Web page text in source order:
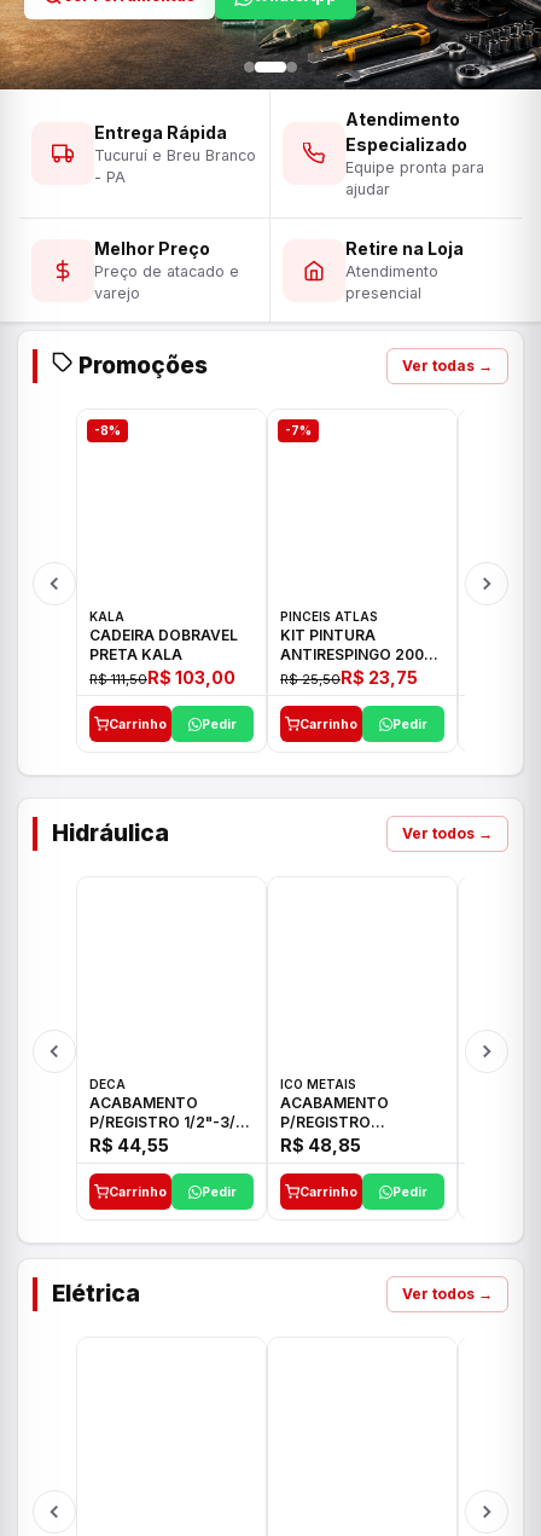
Entrega Rápida
Tucuruí e Breu Branco
- PA
Atendimento
Especializado
Equipe pronta para
ajudar
Melhor Preço
Preço de atacado e
varejo
Retire na Loja
Atendimento
presencial
Promoções Ver todas →
-8%
KALA
CADEIRA DOBRAVEL
PRETA KALA
R$ 111,50R$ 103,00
Carrinho Pedir
-7%
PINCEIS ATLAS
KIT PINTURA
ANTIRESPINGO 2003
ATLAS 03 PCS
R$ 25,50R$ 23,75
Carrinho Pedir
Hidráulica Ver todos →
DECA
ACABAMENTO
P/REGISTRO 1/2"-3/4"
E 1"C21.PQ DECA
R$ 44,55
Carrinho Pedir
ICO METAIS
ACABAMENTO
P/REGISTRO
1/2"-3/4"-1" ACB M
CS 33 ICO
R$ 48,85
Carrinho Pedir
Elétrica Ver todos →